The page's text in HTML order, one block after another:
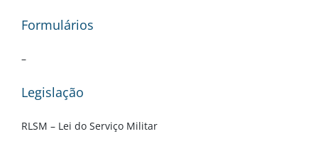
Formulários
–
Legislação
RLSM – Lei do Serviço Militar